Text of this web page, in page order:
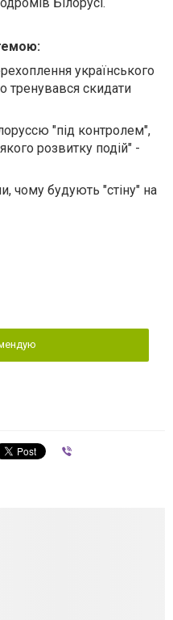
українського
тренувався скидати
"під контролем",
розвитку подій" -
чому будують "стіну" на